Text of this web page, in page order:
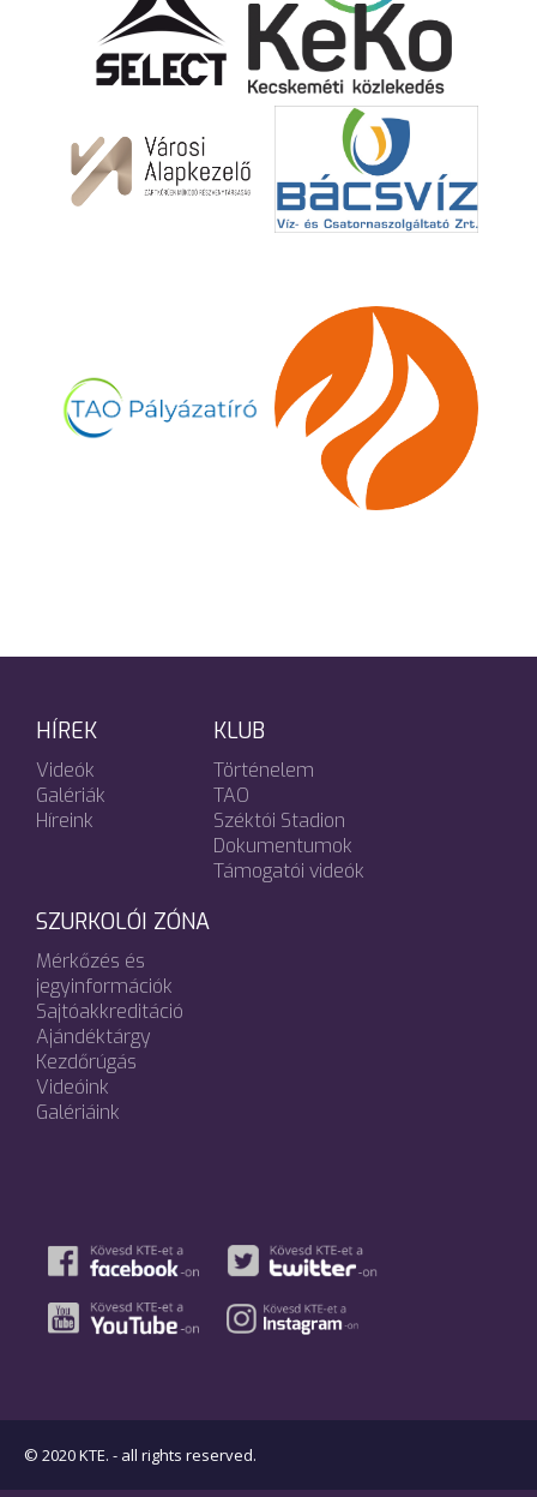
HÍREK
Videók
Galériák
Híreink
KLUB
Történelem
TAO
Széktói Stadion
Dokumentumok
Támogatói videók
SZURKOLÓI ZÓNA
Mérkőzés és
jegyinformációk
Sajtóakkreditáció
Ajándéktárgy
Kezdőrúgás
Videóink
Galériáink
© 2020 KTE. - all rights reserved.